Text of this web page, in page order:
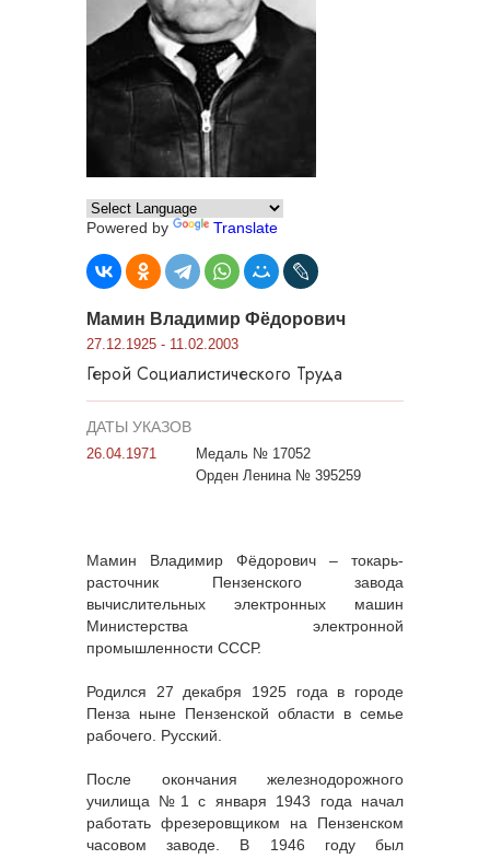
Powered by Translate
Мамин Владимир Фёдорович
27.12.1925 - 11.02.2003
Герой Социалистического Труда
ДАТЫ УКАЗОВ
26.04.1971
Медаль № 17052
Орден Ленина № 395259
Мамин Владимир Фёдорович – токарь-
расточник Пензенского завода
вычислительных электронных машин
Министерства электронной
промышленности СССР.
Родился 27 декабря 1925 года в городе
Пенза ныне Пензенской области в семье
рабочего. Русский.
После окончания железнодорожного
училища №1 с января 1943 года начал
работать фрезеровщиком на Пензенском
часовом заводе. В 1946 году был